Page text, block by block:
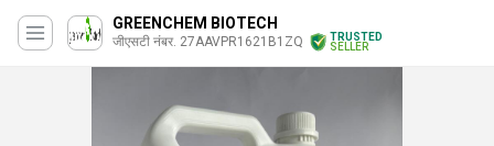
GREENCHEM BIOTECH
जीएसटी नंबर. 27AAVPR1621B1ZQ
TRUSTED
SELLER